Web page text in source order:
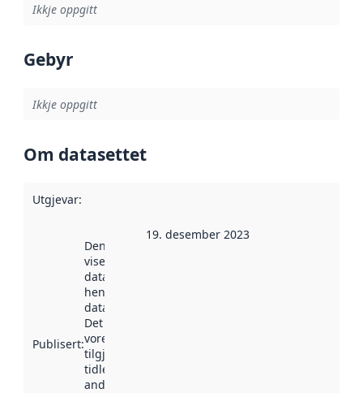
Ikkje oppgitt
Gebyr
Ikkje oppgitt
Om datasettet
Utgjevar:
Publisert:
Denne datoen
viser når
datasettet vart
henta inn av
data.norge.no.
Det kan ha
vore
tilgjengeleg
tidlegare
andre stader.
19. desember 2023